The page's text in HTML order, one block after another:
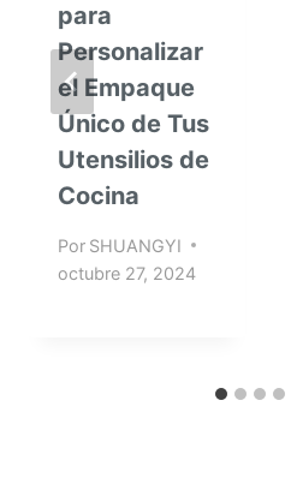
para
Personalizar
el Empaque
Único de Tus
Utensilios de
Cocina
Por SHUANGYI
octubre 27, 2024